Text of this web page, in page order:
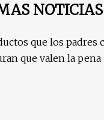
NOTICIAS
que los padres
que valen la pena